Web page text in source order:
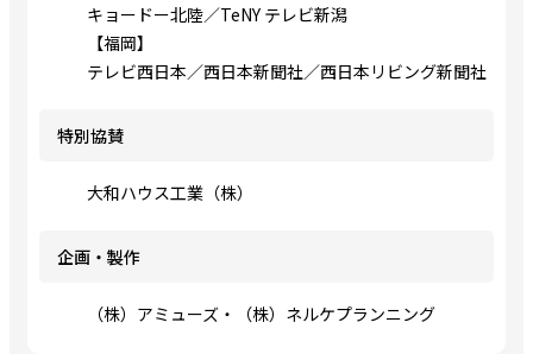
キョードー北陸／TeNY テレビ新潟
【福岡】
テレビ西日本／西日本新聞社／西日本リビング新聞社
特別協賛
大和ハウス工業（株）
企画・製作
（株）アミューズ・（株）ネルケプランニング